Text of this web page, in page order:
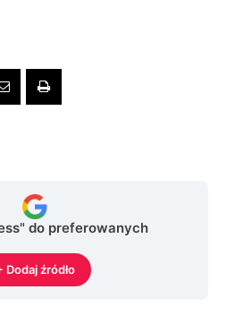
do preferowanych
Dodaj źródło